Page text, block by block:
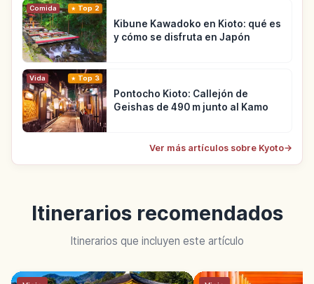
Comida Top 2
Kibune Kawadoko en Kioto: qué es
y cómo se disfruta en Japón
Vida Top 3
Pontocho Kioto: Callejón de
Geishas de 490 m junto al Kamo
Ver más artículos sobre Kyoto→
Itinerarios recomendados
Itinerarios que incluyen este artículo